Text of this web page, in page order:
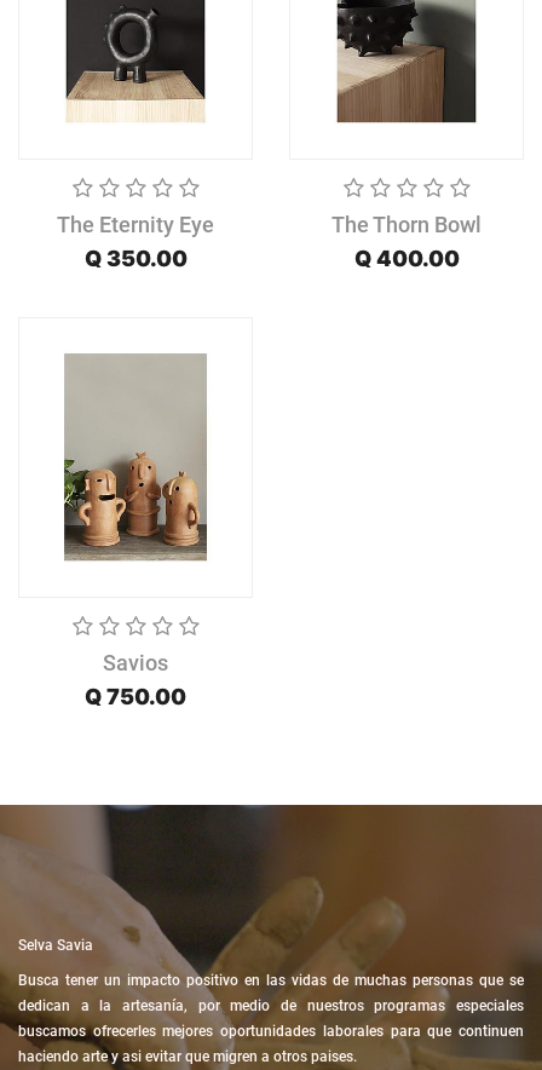
The Eternity Eye
Q350.00
The Thorn Bowl
Q400.00
Savios
Q750.00
Selva Savia
Busca tener un impacto positivo en las vidas de muchas personas que se
dedican a la artesanía, por medio de nuestros programas especiales
buscamos ofrecerles mejores oportunidades laborales para que continuen
haciendo arte y asi evitar que migren a otros paises.